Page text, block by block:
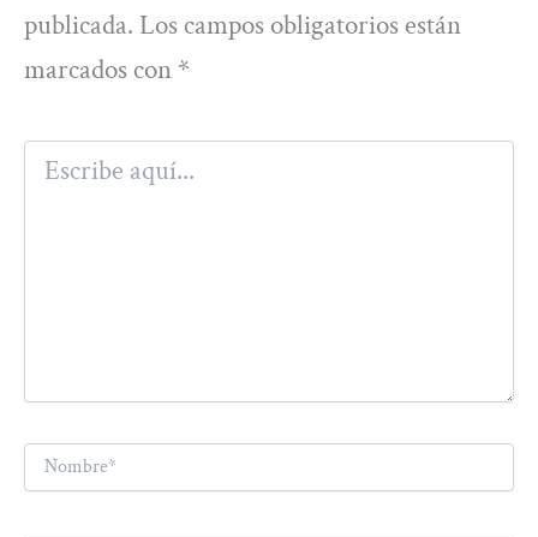
publicada. Los campos obligatorios están
marcados con *
Escribe
aquí...
Nombre*